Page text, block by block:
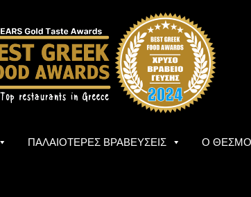
ΠΑΛΑΙΟΤΕΡΕΣ ΒΡΑΒΕΥΣΕΙΣ Ο